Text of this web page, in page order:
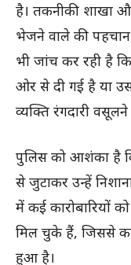
है। तकनीकी शाखा
भेजने वाले की पहचान
भी जांच कर रही है
ओर से दी गई है या
व्यक्ति रंगदारी
पुलिस को आशंका है
से जुटाकर उन्हें
में कई कारोबारियों
मिल चुके हैं, जिससे
हुआ है।